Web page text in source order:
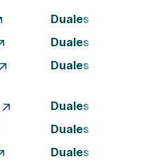
Duales Studium
Duales Studium
Duales Studium
Duales Studium
Duales Studium
Duales Studium